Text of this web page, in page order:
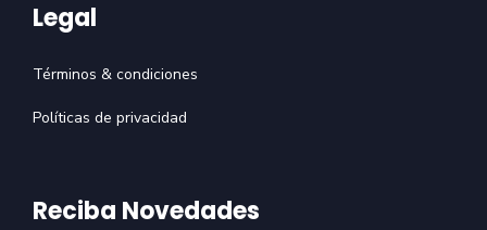
Legal
Términos & condiciones
Políticas de privacidad
Reciba Novedades